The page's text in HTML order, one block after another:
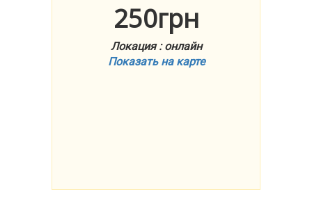
250грн
Локация : онлайн
Показать на карте